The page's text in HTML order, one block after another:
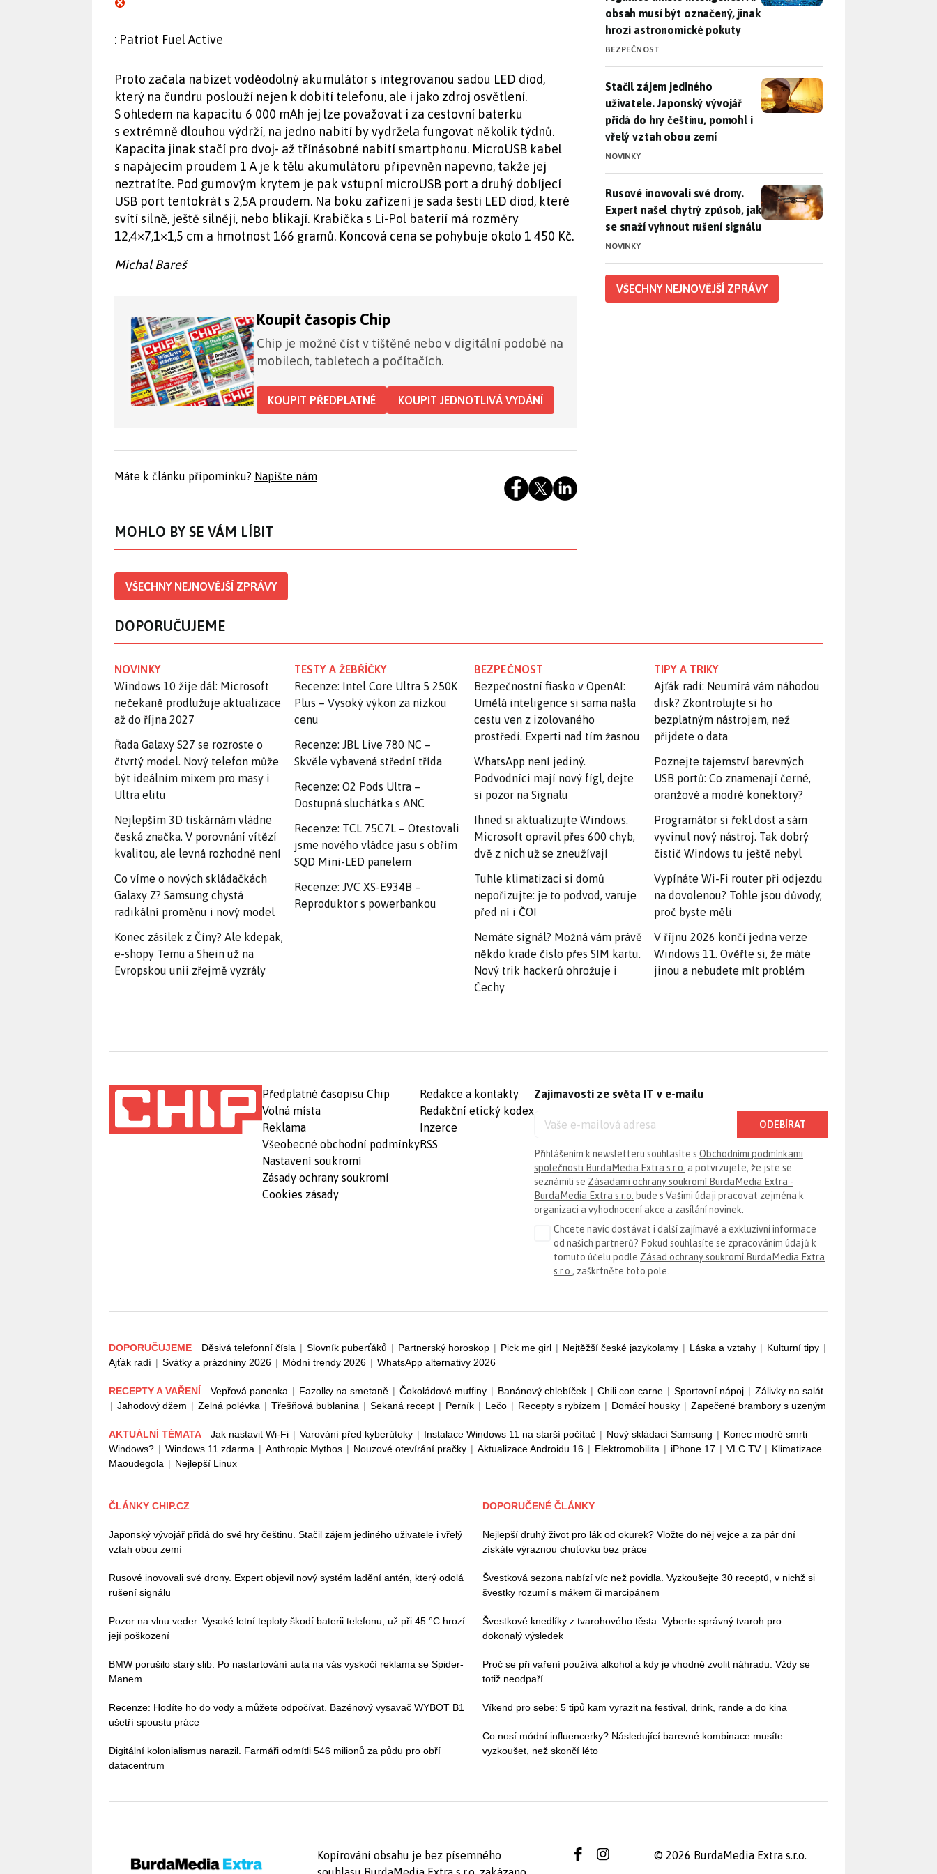
: Patriot Fuel Active
Proto začala nabízet voděodolný akumulátor s integrovanou sadou LED diod,
který na čundru poslouží nejen k dobití telefonu, ale i jako zdroj osvětlení.
S ohledem na kapacitu 6 000 mAh jej lze považovat i za cestovní baterku
s extrémně dlouhou výdrží, na jedno nabití by vydržela fungovat několik týdnů.
Kapacita jinak stačí pro dvoj- až třínásobné nabití smartphonu. MicroUSB kabel
s napájecím proudem 1 A je k tělu akumulátoru připevněn napevno, takže jej
neztratíte. Pod gumovým krytem je pak vstupní microUSB port a druhý dobíjecí
USB port tentokrát s 2,5A proudem. Na boku zařízení je sada šesti LED diod, které
svítí silně, ještě silněji, nebo blikají. Krabička s Li-Pol baterií má rozměry
12,4×7,1×1,5 cm a hmotnost 166 gramů. Koncová cena se pohybuje okolo 1 450 Kč.
Michal Bareš
Koupit časopis Chip
Chip je možné číst v tištěné nebo v digitální podobě na
mobilech, tabletech a počítačích.
KOUPIT PŘEDPLATNÉ KOUPIT JEDNOTLIVÁ VYDÁNÍ
Máte k článku připomínku? Napište nám
MOHLO BY SE VÁM LÍBIT
VŠECHNY NEJNOVĚJŠÍ ZPRÁVY
obsah musí být označený, jinak
hrozí astronomické pokuty
BEZPEČNOST
Stačil zájem jediného uživatele. Japonský vývojář přidá do hry
Stačil zájem jediného
uživatele. Japonský vývojář
přidá do hry češtinu, pomohl i
vřelý vztah obou zemí
NOVINKY
Rusové inovovali své drony. Expert našel chytrý způsob, jak se
Rusové inovovali své drony.
Expert našel chytrý způsob, jak
se snaží vyhnout rušení signálu
NOVINKY
VŠECHNY NEJNOVĚJŠÍ ZPRÁVY
DOPORUČUJEME
NOVINKY
Windows 10 žije dál: Microsoft
nečekaně prodlužuje aktualizace
až do října 2027
Řada Galaxy S27 se rozroste o
čtvrtý model. Nový telefon může
být ideálním mixem pro masy i
Ultra elitu
Nejlepším 3D tiskárnám vládne
česká značka. V porovnání vítězí
kvalitou, ale levná rozhodně není
Co víme o nových skládačkách
Galaxy Z? Samsung chystá
radikální proměnu i nový model
Konec zásilek z Číny? Ale kdepak,
e-shopy Temu a Shein už na
Evropskou unii zřejmě vyzrály
TESTY A ŽEBŘÍČKY
Recenze: Intel Core Ultra 5 250K
Plus – Vysoký výkon za nízkou
cenu
Recenze: JBL Live 780 NC –
Skvěle vybavená střední třída
Recenze: O2 Pods Ultra –
Dostupná sluchátka s ANC
Recenze: TCL 75C7L – Otestovali
jsme nového vládce jasu s obřím
SQD Mini-LED panelem
Recenze: JVC XS-E934B –
Reproduktor s powerbankou
BEZPEČNOST
Bezpečnostní fiasko v OpenAI:
Umělá inteligence si sama našla
cestu ven z izolovaného
prostředí. Experti nad tím žasnou
WhatsApp není jediný.
Podvodníci mají nový fígl, dejte
si pozor na Signalu
Ihned si aktualizujte Windows.
Microsoft opravil přes 600 chyb,
dvě z nich už se zneužívají
Tuhle klimatizaci si domů
nepořizujte: je to podvod, varuje
před ní i ČOI
Nemáte signál? Možná vám právě
někdo krade číslo přes SIM kartu.
Nový trik hackerů ohrožuje i
Čechy
TIPY A TRIKY
Ajťák radí: Neumírá vám náhodou
disk? Zkontrolujte si ho
bezplatným nástrojem, než
přijdete o data
Poznejte tajemství barevných
USB portů: Co znamenají černé,
oranžové a modré konektory?
Programátor si řekl dost a sám
vyvinul nový nástroj. Tak dobrý
čistič Windows tu ještě nebyl
Vypínáte Wi-Fi router při odjezdu
na dovolenou? Tohle jsou důvody,
proč byste měli
V říjnu 2026 končí jedna verze
Windows 11. Ověřte si, že máte
jinou a nebudete mít problém
Předplatné časopisu Chip
Volná místa
Reklama
Všeobecné obchodní podmínky
Nastavení soukromí
Zásady ochrany soukromí
Cookies zásady
Redakce a kontakty
Redakční etický kodex
Inzerce
RSS
Zajímavosti ze světa IT v e-mailu
ODEBÍRAT
Přihlášením k newsletteru souhlasíte s Obchodními podmínkami
společnosti BurdaMedia Extra s.r.o. a potvrzujete, že jste se
seznámili se Zásadami ochrany soukromí BurdaMedia Extra -
BurdaMedia Extra s.r.o. bude s Vašimi údaji pracovat zejména k
organizaci a vyhodnocení akce a zasílání novinek.
Chcete navíc dostávat i další zajímavé a exkluzivní informace
od našich partnerů? Pokud souhlasíte se zpracováním údajů k
tomuto účelu podle Zásad ochrany soukromí BurdaMedia Extra
s.r.o. , zaškrtněte toto pole.
DOPORUČUJEME Děsivá telefonní čísla | Slovník puberťáků | Partnerský horoskop | Pick me girl | Nejtěžší české jazykolamy | Láska a vztahy | Kulturní tipy |
Ajťák radí | Svátky a prázdniny 2026 | Módní trendy 2026 | WhatsApp alternativy 2026
RECEPTY A VAŘENÍ Vepřová panenka | Fazolky na smetaně | Čokoládové muffiny | Banánový chlebíček | Chili con carne | Sportovní nápoj | Zálivky na salát
| Jahodový džem | Zelná polévka | Třešňová bublanina | Sekaná recept | Perník | Lečo | Recepty s rybízem | Domácí housky | Zapečené brambory s uzeným
AKTUÁLNÍ TÉMATA Jak nastavit Wi-Fi | Varování před kyberútoky | Instalace Windows 11 na starší počítač | Nový skládací Samsung | Konec modré smrti
Windows? | Windows 11 zdarma | Anthropic Mythos | Nouzové otevírání pračky | Aktualizace Androidu 16 | Elektromobilita | iPhone 17 | VLC TV | Klimatizace
Maoudegola | Nejlepší Linux
ČLÁNKY CHIP.CZ
Japonský vývojář přidá do své hry češtinu. Stačil zájem jediného uživatele i vřelý
vztah obou zemí
Rusové inovovali své drony. Expert objevil nový systém ladění antén, který odolá
rušení signálu
Pozor na vlnu veder. Vysoké letní teploty škodí baterii telefonu, už při 45 °C hrozí
její poškození
BMW porušilo starý slib. Po nastartování auta na vás vyskočí reklama se Spider-
Manem
Recenze: Hodíte ho do vody a můžete odpočívat. Bazénový vysavač WYBOT B1
ušetří spoustu práce
Digitální kolonialismus narazil. Farmáři odmítli 546 milionů za půdu pro obří
datacentrum
DOPORUČENÉ ČLÁNKY
Nejlepší druhý život pro lák od okurek? Vložte do něj vejce a za pár dní
získáte výraznou chuťovku bez práce
Švestková sezona nabízí víc než povidla. Vyzkoušejte 30 receptů, v nichž si
švestky rozumí s mákem či marcipánem
Švestkové knedlíky z tvarohového těsta: Vyberte správný tvaroh pro
dokonalý výsledek
Proč se při vaření používá alkohol a kdy je vhodné zvolit náhradu. Vždy se
totiž neodpaří
Víkend pro sebe: 5 tipů kam vyrazit na festival, drink, rande a do kina
Co nosí módní influencerky? Následující barevné kombinace musíte
vyzkoušet, než skončí léto
Kopírování obsahu je bez písemného
© 2026 BurdaMedia Extra s.r.o.